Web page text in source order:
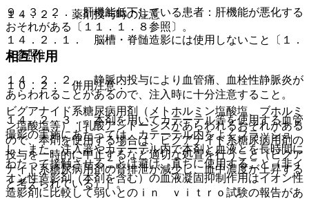
１４．２． 薬剤投与時の注意
１４．２．１． 脳槽・脊髄造影には使用しないこと〔１．
２参照〕。
１４．２．２． 静脈内投与により血管痛、血栓性静脈炎が
あらわれることがあるので、注入時に十分注意すること。
１４．２．３． 本剤を用いてカテーテル等を使用する血管
撮影の実施にあたっては、カテーテル内をよくフラッシュ
し、また、注入器やカテーテル内で本剤と血液とを長時間に
わたって接触させることは避け、直ちに使用すること（非イ
オン性造影剤（本剤を含む）の血液凝固抑制作用はイオン性
造影剤に比較して弱いとのｉｎ ｖｉｔｒｏ試験の報告があ
９．３．２． 肝機能低下している患者：肝機能が悪化する
おそれがある〔１１．１．８参照〕。
相互作用
１０．２． 併用注意：
ビグアナイド系糖尿病用剤（メトホルミン塩酸塩、ブホルミ
ン塩酸塩等）［乳酸アシドーシスがあらわれるおそれがある
ので、本剤を使用する場合は、ビグアナイド系糖尿病用剤の
投与を一時的に中止するなど適切な処置を行うこと（ビグア
ナイド系糖尿病用剤の腎排泄が減少し、血中濃度が上昇する
と考えられている）］。